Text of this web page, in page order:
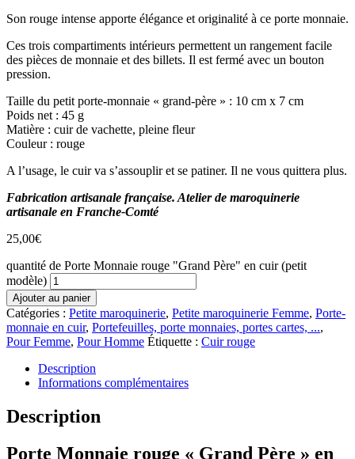
Son rouge intense apporte élégance et originalité à ce porte monnaie.
Ces trois compartiments intérieurs permettent un rangement facile
des pièces de monnaie et des billets. Il est fermé avec un bouton
pression.
Taille du petit porte-monnaie « grand-père » : 10 cm x 7 cm
Poids net : 45 g
Matière : cuir de vachette, pleine fleur
Couleur : rouge
A l’usage, le cuir va s’assouplir et se patiner. Il ne vous quittera plus.
Fabrication artisanale française. Atelier de maroquinerie
artisanale en Franche-Comté
25,00€
quantité de Porte Monnaie rouge "Grand Père" en cuir (petit
modèle)
Ajouter au panier
Catégories : Petite maroquinerie, Petite maroquinerie Femme, Porte-
monnaie en cuir, Portefeuilles, porte monnaies, portes cartes, ...,
Pour Femme, Pour Homme Étiquette : Cuir rouge
Description
Informations complémentaires
Description
Porte Monnaie rouge « Grand Père » en